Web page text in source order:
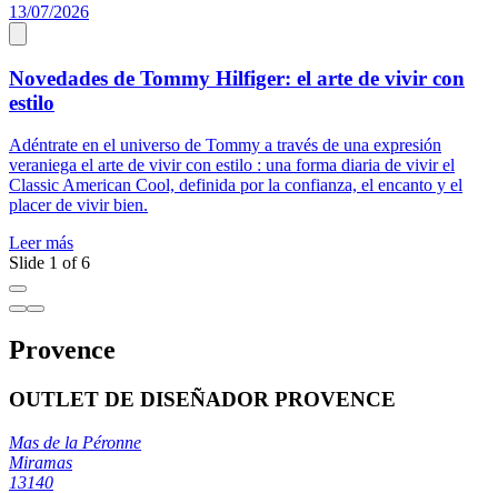
13/07/2026
Novedades de Tommy Hilfiger: el arte de vivir con
estilo
Adéntrate en el universo de Tommy a través de una expresión
veraniega el arte de vivir con estilo : una forma diaria de vivir el
Classic American Cool, definida por la confianza, el encanto y el
placer de vivir bien.
Leer más
Slide 1 of 6
Provence
OUTLET DE DISEÑADOR PROVENCE
Mas de la Péronne
Miramas
13140